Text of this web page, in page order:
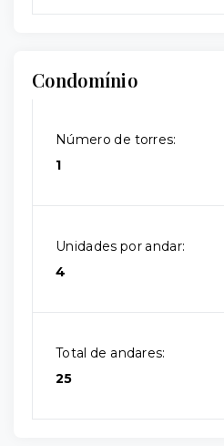
Condomínio
Número de torres:
1
Unidades por andar:
4
Total de andares:
25